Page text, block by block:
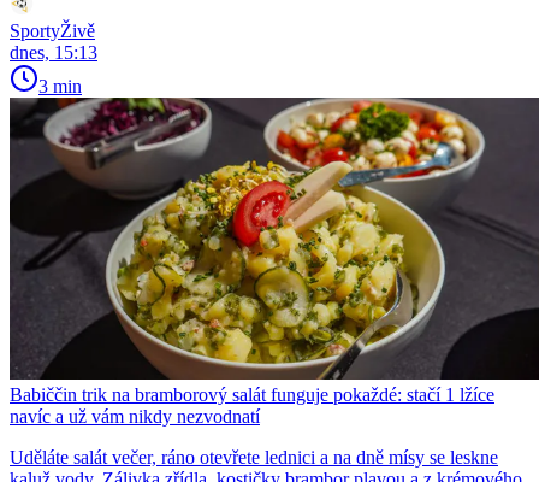
SportyŽivě
dnes, 15:13
3 min
Babiččin trik na bramborový salát funguje pokaždé: stačí 1 lžíce
navíc a už vám nikdy nezvodnatí
Uděláte salát večer, ráno otevřete lednici a na dně mísy se leskne